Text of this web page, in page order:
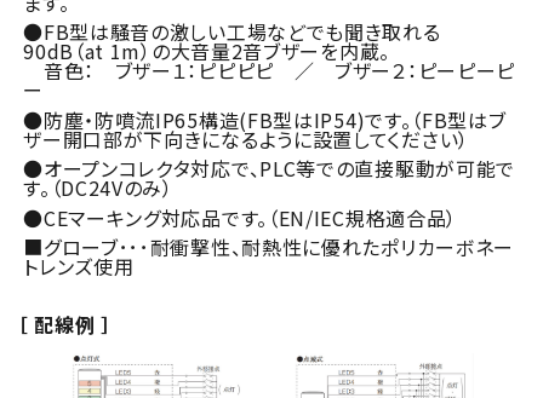
●FB型は騒音の激しい工場などでも聞き取れる
90dB（at 1m）の大音量2音ブザーを内蔵。
音色： ブザー１：ピピピピ ／ ブザー２：ピーピーピ
ー
●防塵・防噴流IP65構造(FB型はIP54)です。（FB型はブ
ザー開口部が下向きになるように設置してください）
●オープンコレクタ対応で、PLC等での直接駆動が可能で
す。（DC24Vのみ）
●CEマーキング対応品です。（EN/IEC規格適合品）
■グローブ･･･耐衝撃性、耐熱性に優れたポリカーボネー
トレンズ使用
［ 配線例 ］